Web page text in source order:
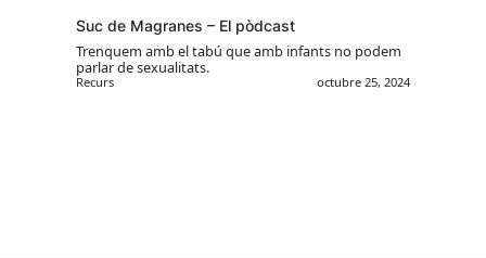
Suc de Magranes – El pòdcast
Trenquem amb el tabú que amb infants no podem
parlar de sexualitats.
Recurs octubre 25, 2024